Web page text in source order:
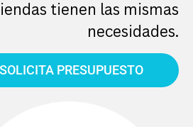
tienen las mismas
necesidades.
SOLICITA PRESUPUESTO